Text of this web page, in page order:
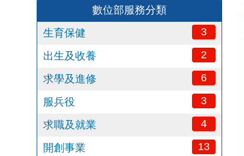
數位部服務分類
生育保健
3
出生及收養 2
求學及進修 6
服兵役 3
求職及就業 4
開創事業 13